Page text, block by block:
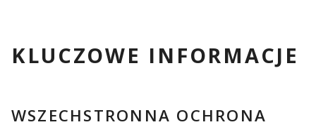
KLUCZOWE INFORMACJE
WSZECHSTRONNA OCHRONA